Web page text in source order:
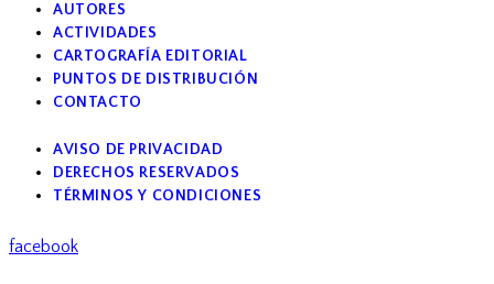
AUTORES
ACTIVIDADES
CARTOGRAFÍA EDITORIAL
PUNTOS DE DISTRIBUCIÓN
CONTACTO
AVISO DE PRIVACIDAD
DERECHOS RESERVADOS
TÉRMINOS Y CONDICIONES
facebook